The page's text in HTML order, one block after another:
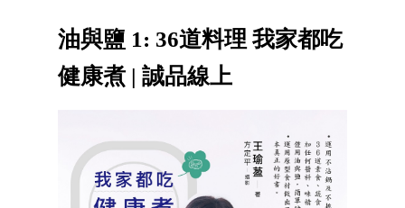
油與鹽 1: 36道料理 我家都吃
健康煮 | 誠品線上